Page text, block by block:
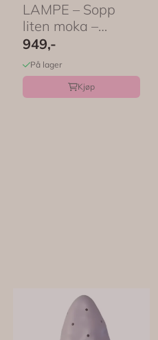
LAMPE – Sopp
liten moka –
Egmont Toys
949,-
På lager
Kjøp